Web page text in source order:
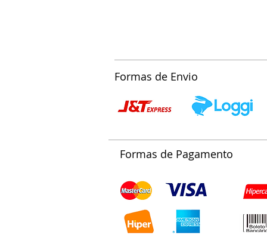
Formas de Envio
Formas de Pagamento